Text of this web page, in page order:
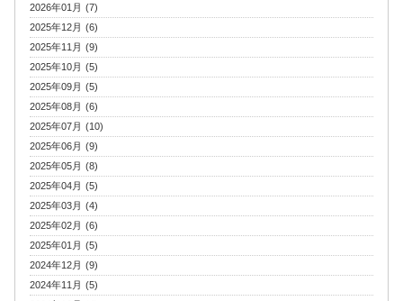
2026年01月 (7)
2025年12月 (6)
2025年11月 (9)
2025年10月 (5)
2025年09月 (5)
2025年08月 (6)
2025年07月 (10)
2025年06月 (9)
2025年05月 (8)
2025年04月 (5)
2025年03月 (4)
2025年02月 (6)
2025年01月 (5)
2024年12月 (9)
2024年11月 (5)